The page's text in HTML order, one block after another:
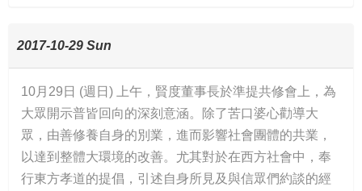
2017-10-29 Sun
10月29日 (週日) 上午，賢度董事長於準提共修會上，為
大眾開示普皆回向的深刻意涵。除了苦口婆心勸導大
眾，由善修養自身的別業，進而影響社會團體的共業，
以達到整體大環境的改善。尤其對於在西方社會中，奉
行東方孝道的提倡，引述自身所見及與信眾們約談的經